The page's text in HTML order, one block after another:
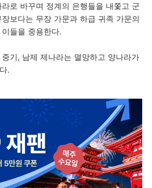
로 바꾸며 정계의 은행들을 내쫓고 군
보다는 무장 가문과 하급 귀족 가문의
들을 중용한다.
기, 남제 제나라는 멸망하고 양나라가
.